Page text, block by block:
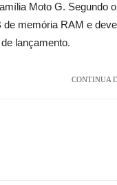
Moto G. Segundo
memória RAM e
lançamento.
CONTINUA